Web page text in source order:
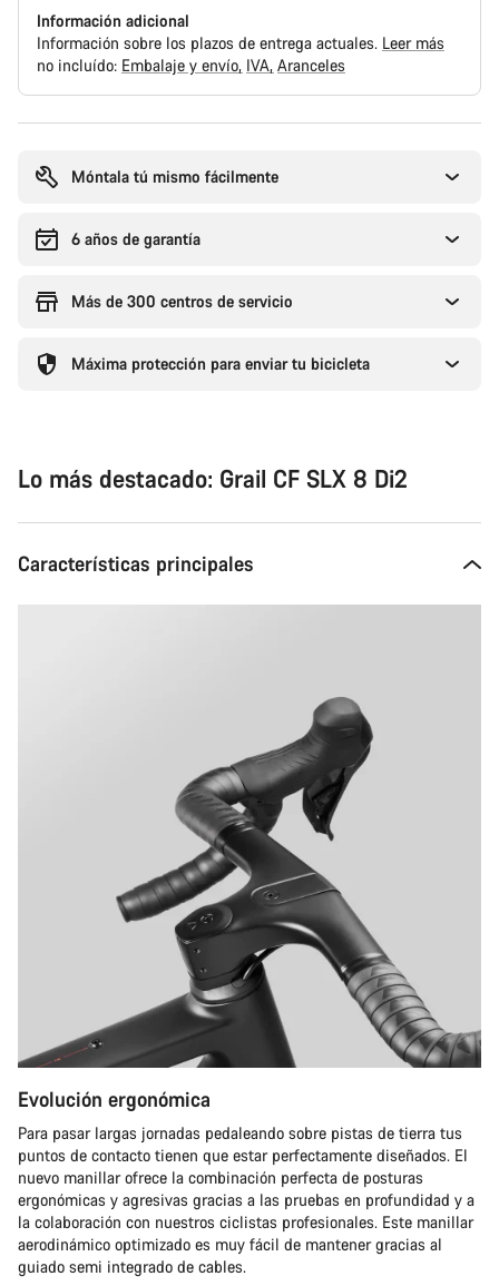
Información adicional
Información sobre los plazos de entrega actuales. Leer más
no incluído: Embalaje y envío IVA Aranceles
compra
Móntala tú mismo fácilmente
6 años de garantía
Más de 300 centros de servicio
Máxima protección para enviar tu bicicleta
Lo más destacado: Grail CF SLX 8 Di2
Características principales
Evolución ergonómica
Para pasar largas jornadas pedaleando sobre pistas de tierra tus
puntos de contacto tienen que estar perfectamente diseñados. El
nuevo manillar ofrece la combinación perfecta de posturas
ergonómicas y agresivas gracias a las pruebas en profundidad y a
la colaboración con nuestros ciclistas profesionales. Este manillar
aerodinámico optimizado es muy fácil de mantener gracias al
guiado semi integrado de cables.